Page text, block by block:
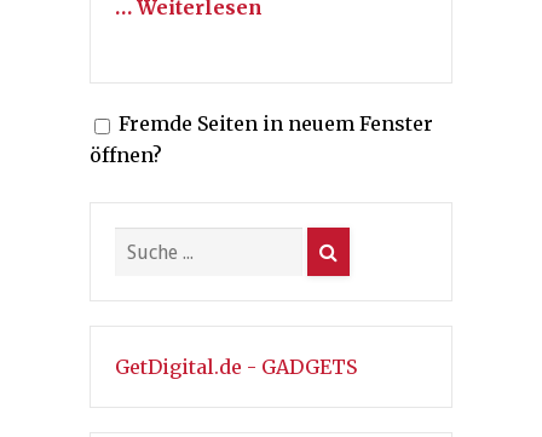
… Weiterlesen
Fremde Seiten in neuem Fenster
öffnen?
GetDigital.de - GADGETS